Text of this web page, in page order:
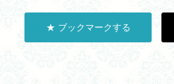
★ ブックマークする